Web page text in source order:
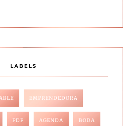
LABELS
EMPRENDEDORA
PDF AGENDA BODA